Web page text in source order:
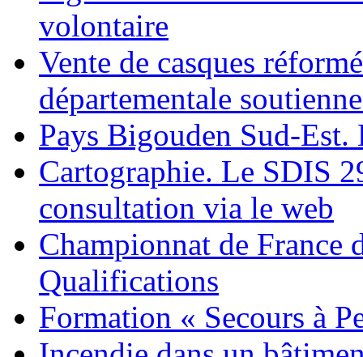
volontaire
Vente de casques
départementale
Pays Bigouden Sud-Est.
Cartographie. Le SDIS
consultation via le web
Championnat de France
Qualifications
Formation « Secours à